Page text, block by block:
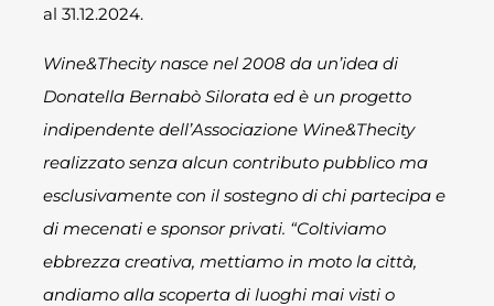
al 31.12.2024.
Wine&Thecity nasce nel 2008 da un’idea di
Donatella Bernabò Silorata ed è un progetto
indipendente dell’Associazione Wine&Thecity
realizzato senza alcun contributo pubblico ma
esclusivamente con il sostegno di chi partecipa e
di mecenati e sponsor privati. “Coltiviamo
ebbrezza creativa, mettiamo in moto la città,
andiamo alla scoperta di luoghi mai visti o